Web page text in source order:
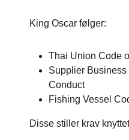
King Oscar følger:
Thai Union Code
Supplier
Conduct
Fishing Vessel
Disse stiller krav